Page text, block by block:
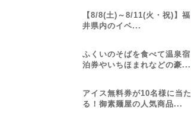
【8/8(土)～8/11(火・祝)】福
井県内のイベ...
ふくいのそばを食べて温泉宿
泊券やいちほまれなどの豪...
アイス無料券が10名様に当た
る！御素麺屋の人気商品...